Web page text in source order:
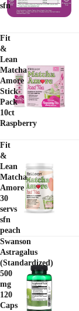
sfn
Fit
&
Lean
Matcha
Amore
Stick
Pack
10ct
Raspberry
Fit
&
Lean
Matcha
Amore
30
servs
sfn
peach
Swanson
Astragalus
(Standardized)
500
mg
120
Caps